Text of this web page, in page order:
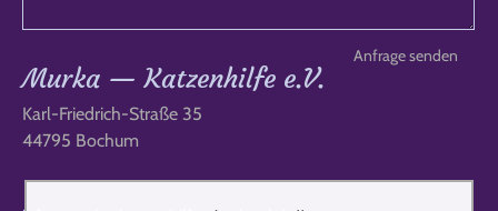
Murka — Katzenhilfe e.V.
Karl-Friedrich-Straße 35
44795 Bochum